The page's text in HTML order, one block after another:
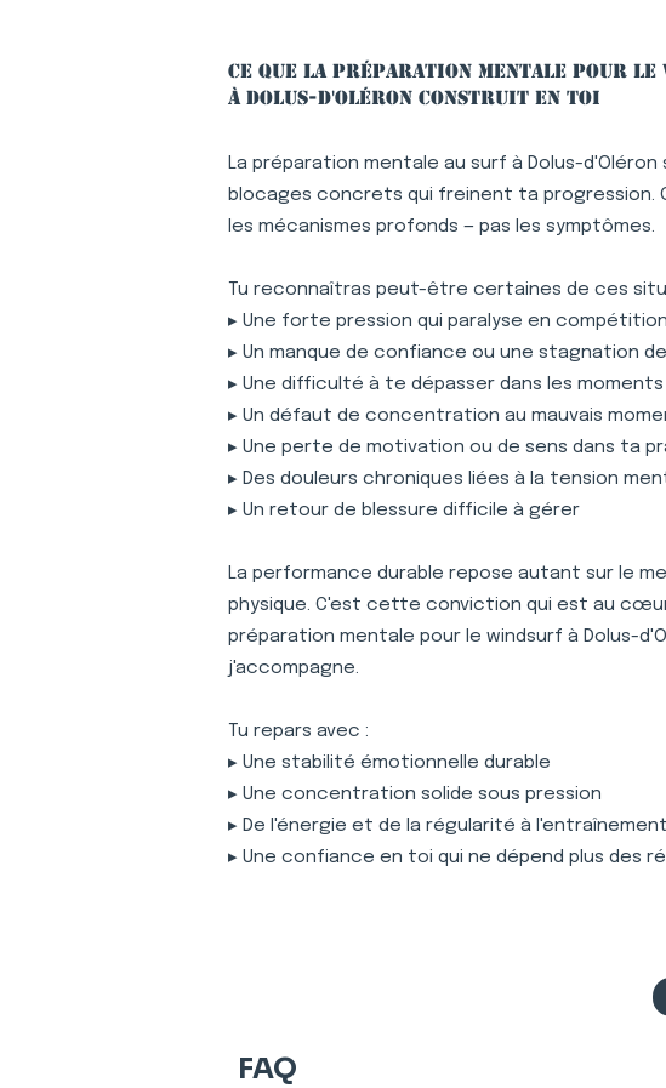
Ce que la préparation mentale pour
à Dolus-d'Oléron construit en toi
La préparation mentale au surf à Dolus-d'Oléron
blocages concrets qui freinent ta progression.
les mécanismes profonds — pas les symptômes.
Tu reconnaîtras peut-être certaines de ces
▸ Une forte pression qui paralyse en compétition
▸ Un manque de confiance ou une stagnation
▸ Une difficulté à te dépasser dans les
▸ Un défaut de concentration au mauvais
▸ Une perte de motivation ou de sens dans ta
▸ Des douleurs chroniques liées à la tension
▸ Un retour de blessure difficile à gérer
La performance durable repose autant sur le
physique. C'est cette conviction qui est au
préparation mentale pour le windsurf à Dolus-
j'accompagne.
Tu repars avec :
▸ Une stabilité émotionnelle durable
▸ Une concentration solide sous pression
▸ De l'énergie et de la régularité à l'entraînement
▸ Une confiance en toi qui ne dépend plus des
FAQ